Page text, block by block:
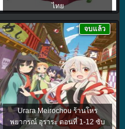
ไทย
Urara Meirochou ร้านโหร
พยากรณ์ อุราระ ตอนที่ 1-12 ซับ
จบแล้ว